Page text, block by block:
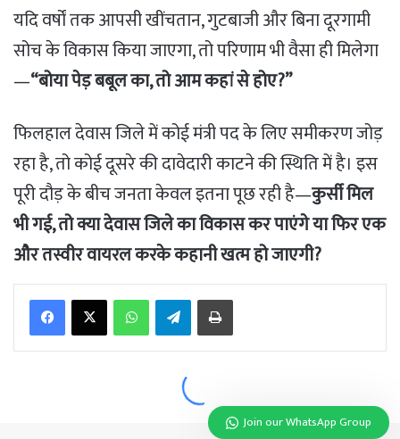
Join our WhatsApp Group